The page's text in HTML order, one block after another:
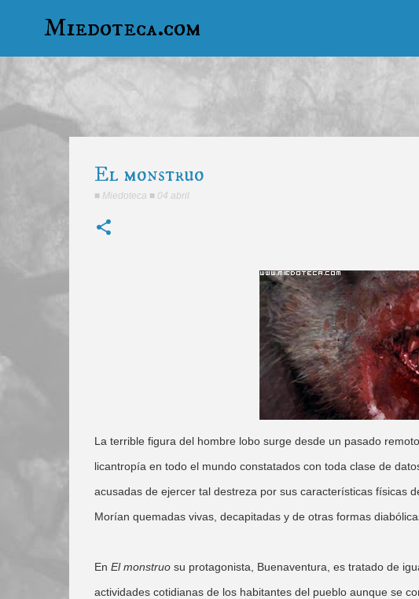
Miedoteca.com
El monstruo
■ Miedoteca ■ 04 abril
La terrible figura del hombre lobo surge desde un pasado
licantropía en todo el mundo constatados con toda clase de
acusadas de ejercer tal destreza por sus características físicas
Morían quemadas vivas, decapitadas y de otras formas
En El monstruosu protagonista, Buenaventura, es tratado de
actividades cotidianas de los habitantes del pueblo aunque se